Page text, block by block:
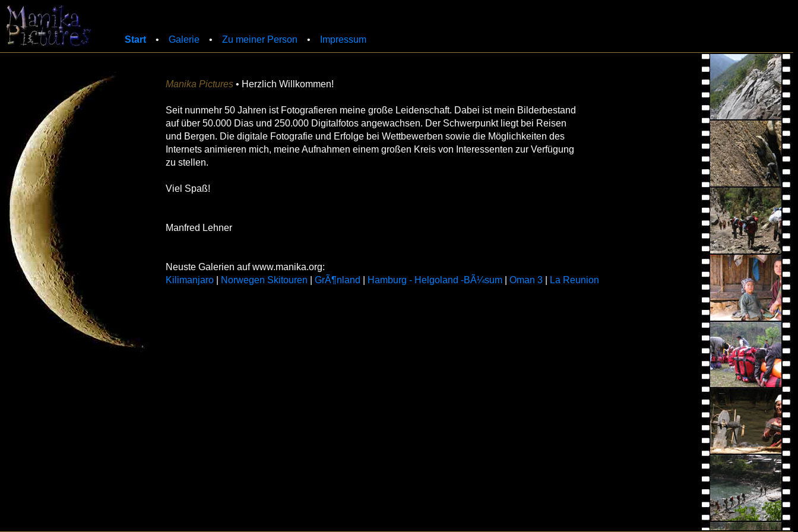
Start • Galerie • Zu meiner Person • Impressum
Manika Pictures • Herzlich Willkommen!
Seit nunmehr 50 Jahren ist Fotografieren meine große Leidenschaft. Dabei ist mein Bilderbestand
auf über 50.000 Dias und 250.000 Digitalfotos angewachsen. Der Schwerpunkt liegt bei Reisen
und Bergen. Die digitale Fotografie und Erfolge bei Wettbewerben sowie die Möglichkeiten des
Internets animieren mich, meine Aufnahmen einem großen Kreis von Interessenten zur Verfügung
zu stellen.
Viel Spaß!
Manfred Lehner
Neuste Galerien auf www.manika.org:
Kilimanjaro
Norwegen Skitouren GrÃ¶nland Hamburg - Helgoland -BÃ¼sum Oman 3 La Reunion